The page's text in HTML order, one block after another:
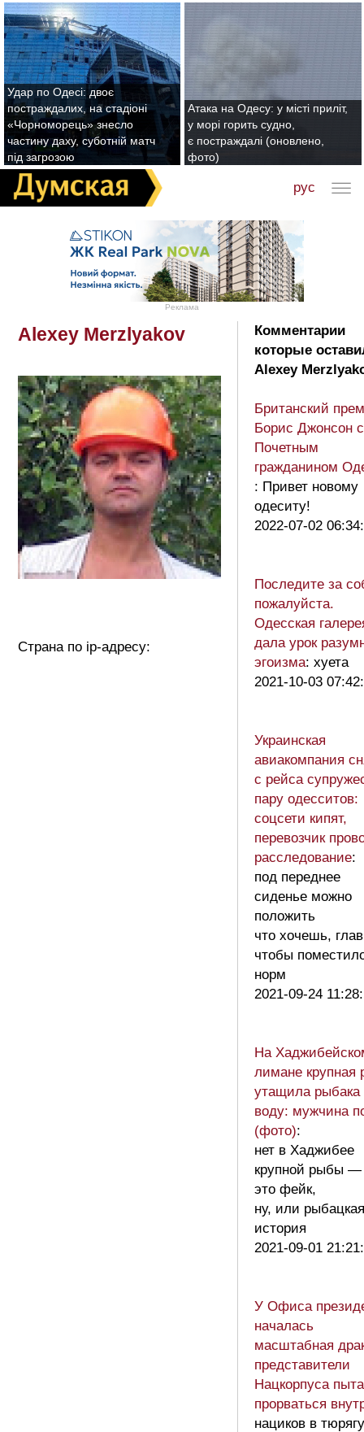
Удар по Одесі: двоє
постраждалих, на стадіоні
«Чорноморець» знесло
частину даху, суботній матч
під загрозою
Атака на Одесу: у місті приліт,
у морі горить судно,
є постраждалі (оновлено,
фото)
рус
Реклама
Alexey Merzlyakov
Страна по ip-адресу:
Комментарии
которые
Alexey
Британский
Борис Джонсон
Почетным
гражданином
: Привет новому
одеситу!
2022-07-02
Последите за
пожалуйста.
Одесская
дала урок
эгоизма: хуета
2021-10-03
Украинская
авиакомпания
с рейса
пару одесситов:
соцсети кипят,
перевозчик
расследование:
под переднее
сиденье можно
положить
что хочешь,
чтобы
норм
2021-09-24
На
лимане крупная
утащила рыбака
воду: мужчина
(фото):
нет в Хаджибее
крупной рыбы —
это фейк,
ну, или рыбацкая
история
2021-09-01
У Офиса
началась
масштабная
представители
Нацкорпуса
прорваться
нациков в